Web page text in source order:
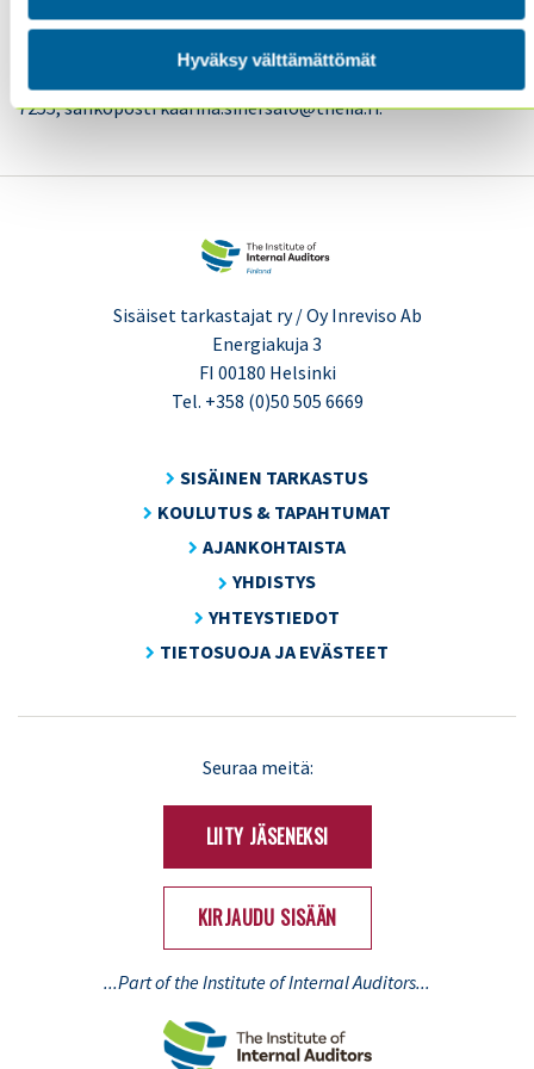
Hyväksy välttämättömät
Lisätietoa ja yhteydenotot sähköpostitse
sisaiset.tarkastajat@theiia.fi tai soittamalla
toiminnanjohtajalle Kaarina Sinersalo puh 050 325
7255, sähköposti kaarina.sinersalo@theiia.fi.
Sisäiset tarkastajat ry / Oy Inreviso Ab
Energiakuja 3
FI 00180 Helsinki
Tel. +358 (0)50 505 6669
SISÄINEN TARKASTUS
KOULUTUS & TAPAHTUMAT
AJANKOHTAISTA
YHDISTYS
YHTEYSTIEDOT
TIETOSUOJA JA EVÄSTEET
Seuraa meitä:
LIITY JÄSENEKSI
KIRJAUDU SISÄÄN
...Part of the Institute of Internal Auditors...